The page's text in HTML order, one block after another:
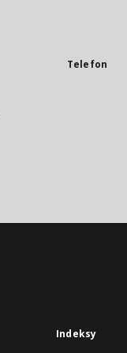
Telefon
Indeksy